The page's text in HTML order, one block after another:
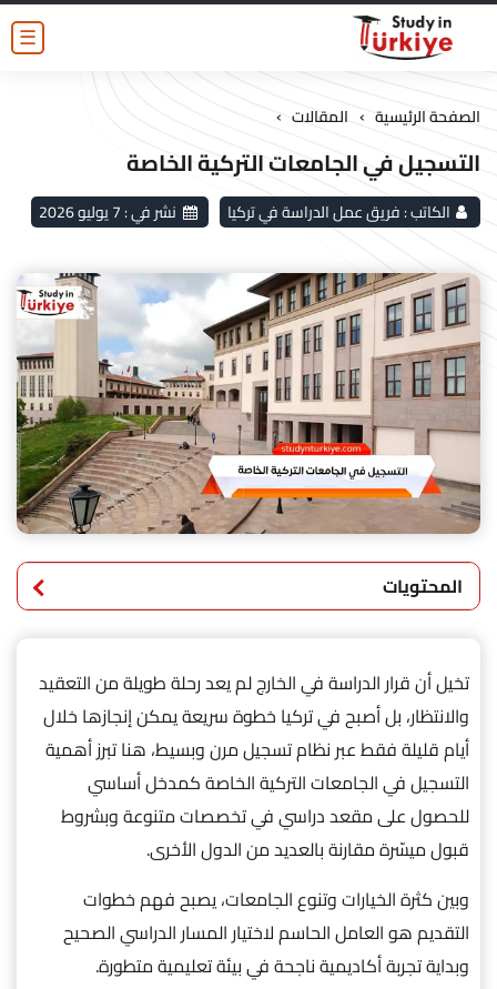
☰
الصفحة الرئيسية › المقالات ›
التسجيل في الجامعات التركية الخاصة
الكاتب :فريق عمل الدراسة في تركيا نشر في :7 يوليو 2026
المحتويات
تخيل أن قرار الدراسة في الخارج لم يعد رحلة طويلة من التعقيد
والانتظار، بل أصبح في تركيا خطوة سريعة يمكن إنجازها خلال
أيام قليلة فقط عبر نظام تسجيل مرن وبسيط، هنا تبرز أهمية
التسجيل في الجامعات التركية الخاصة كمدخل أساسي
للحصول على مقعد دراسي في تخصصات متنوعة وبشروط
قبول ميسّرة مقارنة بالعديد من الدول الأخرى.
وبين كثرة الخيارات وتنوع الجامعات، يصبح فهم خطوات
التقديم هو العامل الحاسم لاختيار المسار الدراسي الصحيح
وبداية تجربة أكاديمية ناجحة في بيئة تعليمية متطورة.